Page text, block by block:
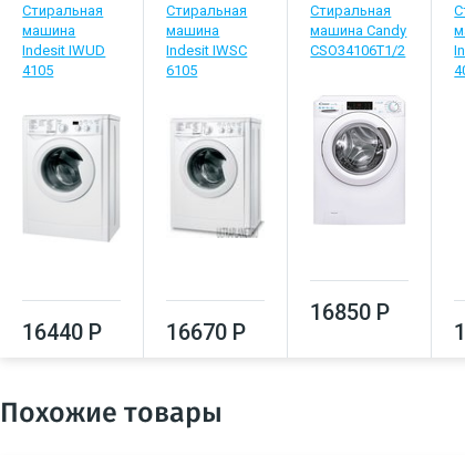
Стиральная
машина
Indesit IWUD
4105
16440 Р
Стиральная
машина
Indesit IWSC
6105
16670 Р
Стиральная
машина Candy
CSO34106T1/2
16850 Р
Похожие товары